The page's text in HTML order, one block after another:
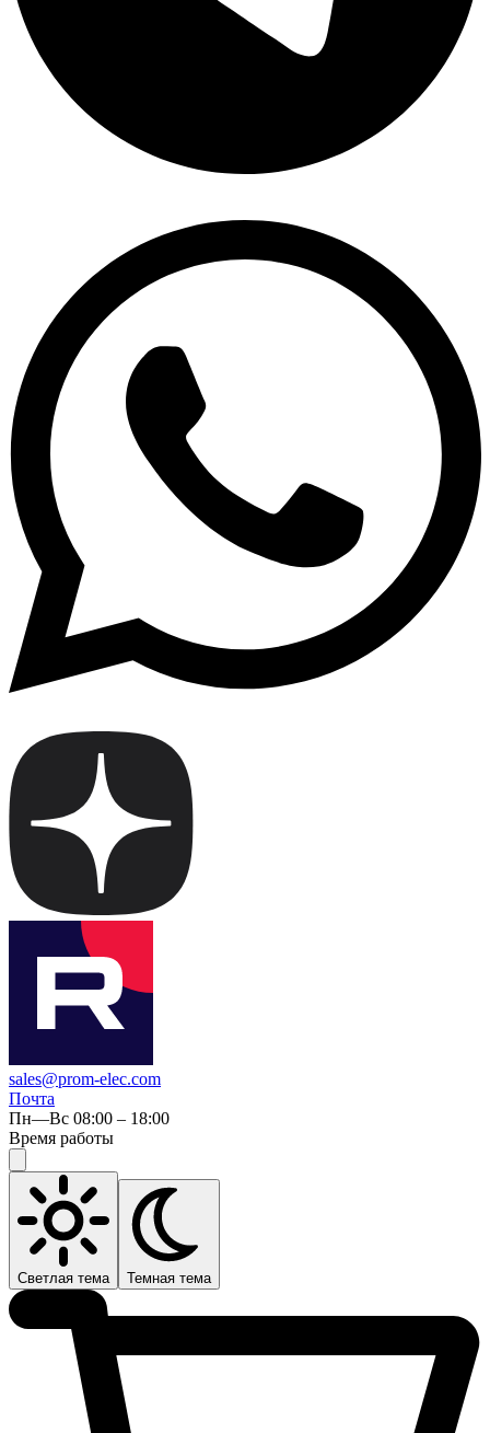
sales@prom-elec.com
Почта
Пн—Вс 08:00 – 18:00
Время работы
Светлая тема Темная тема